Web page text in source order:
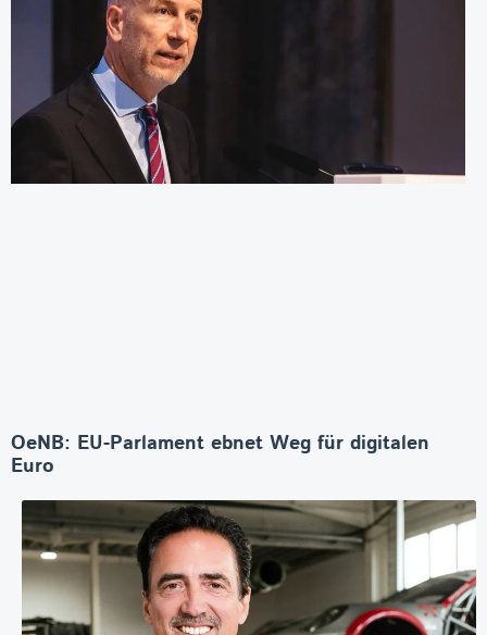
OeNB: EU-Parlament ebnet Weg für digitalen
Euro